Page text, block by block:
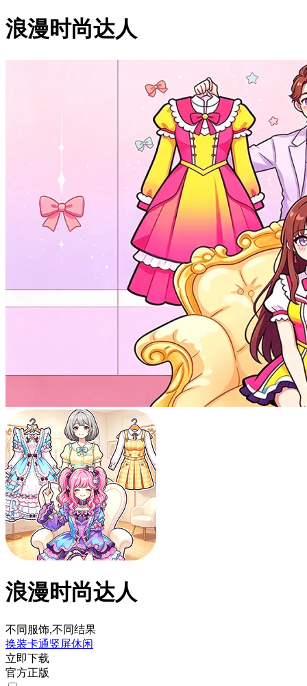
浪漫时尚达人
浪漫时尚达人
不同服饰,不同结果
换装卡通竖屏休闲
立即下载
官方正版